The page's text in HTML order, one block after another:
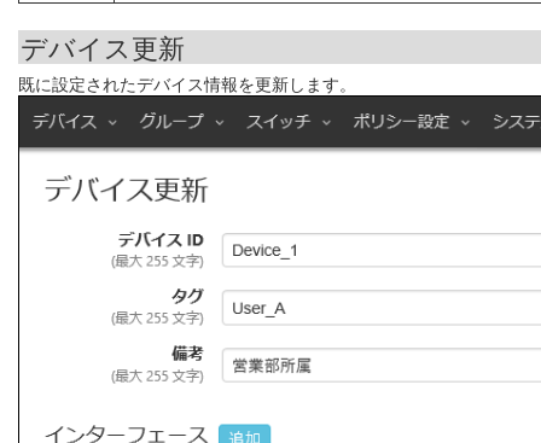
デバイス更新
既に設定されたデバイス情報を更新します。